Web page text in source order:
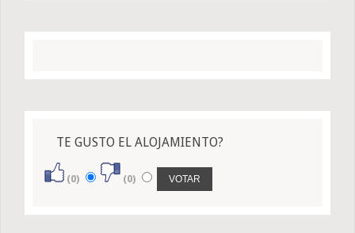
TE GUSTO EL ALOJAMIENTO?
(0) (0)